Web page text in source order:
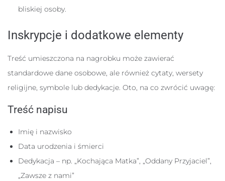
bliskiej osoby.
Inskrypcje i dodatkowe elementy
Treść umieszczona na nagrobku może zawierać
standardowe dane osobowe, ale również cytaty, wersety
religijne, symbole lub dedykacje. Oto, na co zwrócić uwagę:
Treść napisu
Imię i nazwisko
Data urodzenia i śmierci
Dedykacja – np. „Kochająca Matka”, „Oddany Przyjaciel”,
„Zawsze z nami”